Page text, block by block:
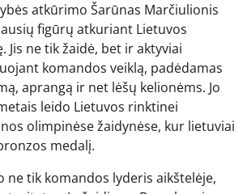
atkūrimo Šarūnas Marčiulionis
figūrų atkuriant Lietuvos
Jis ne tik žaidė, bet ir aktyviai
komandos veiklą, padėdamas
aprangą ir net lėšų kelionėms. Jo
leido Lietuvos rinktinei
olimpinėse žaidynėse, kur lietuviai
medalį.
ne tik komandos lyderis aikštelėje,